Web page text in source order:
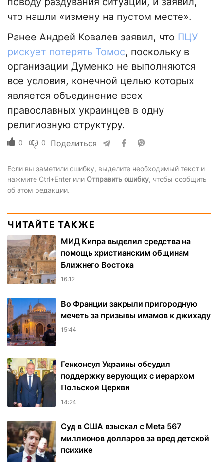
что нашли «измену на пустом месте».
Ранее Андрей Ковалев заявил, что ПЦУ
рискует потерять Томос, поскольку в
организации Думенко не выполняются
все условия, конечной целью которых
является объединение всех
православных украинцев в одну
религиозную структуру.
0 0 Поделиться
Если вы заметили ошибку, выделите необходимый текст и
нажмите Ctrl+Enter или Отправить ошибку, чтобы сообщить
об этом редакции.
ЧИТАЙТЕ ТАКЖЕ
МИД Кипра выделил средства на
помощь христианским общинам
Ближнего Востока
16:12
Во Франции закрыли пригородную
мечеть за призывы имамов к джихаду
15:44
Генконсул Украины обсудил
поддержку верующих с иерархом
Польской Церкви
14:24
Суд в США взыскал с Meta 567
миллионов долларов за вред детской
психике